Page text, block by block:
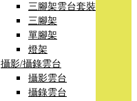
三腳架雲台套裝
三腳架
單腳架
燈架
攝影/攝錄雲台
攝影雲台
攝錄雲台